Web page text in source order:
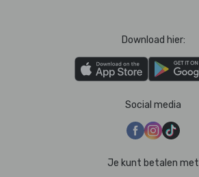
Download hier:
Social media
Je kunt betalen met